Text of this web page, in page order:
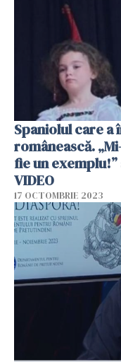
Spaniolul care a
românească. „Mi-am dorit ca acest proiect să
fie un exemplu!”
VIDEO
17 OCTOMBRIE 2023